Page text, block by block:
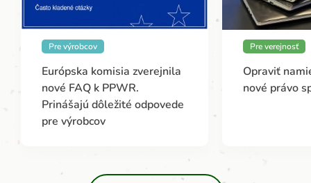
Pre výrobcov
Európska komisia zverejnila
nové FAQ k PPWR.
Prinášajú dôležité odpovede
pre výrobcov
Pre verejnosť
Opraviť
nové právo